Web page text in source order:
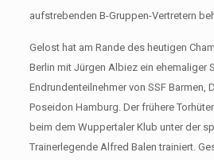
aufstrebenden B-Gruppen-Vertretern
Gelost hat am Rande des heutigen
Berlin mit Jürgen Albiez ein ehemaliger
Endrundenteilnehmer von SSF Barmen,
Poseidon Hamburg. Der frühere
beim dem Wuppertaler Klub unter der
Trainerlegende Alfred Balen trainiert.